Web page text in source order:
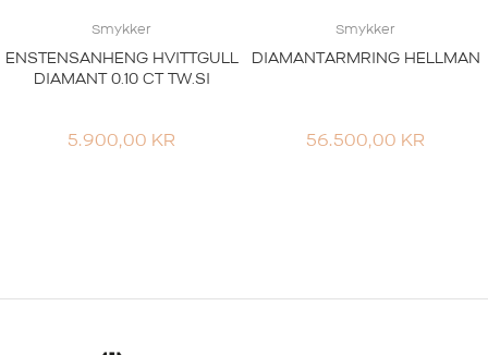
Smykker
ENSTENSANHENG HVITTGULL
DIAMANT 0.10 CT TW.SI
5.900,00 KR
Smykker
DIAMANTARMRING HELLMAN
56.500,00 KR